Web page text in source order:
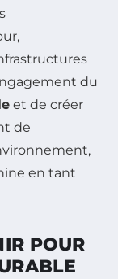
du
et de créer
de
en tant
POUR